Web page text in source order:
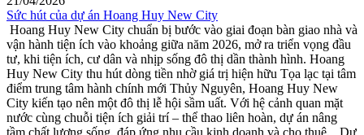
Sức hút của dự án Hoang Huy New City
Hoang Huy New City chuẩn bị bước vào giai đoạn bàn giao nhà và
vận hành tiện ích vào khoảng giữa năm 2026, mở ra triển vọng đầu
tư, khi tiện ích, cư dân và nhịp sống đô thị dần thành hình. Hoang
Huy New City thu hút dòng tiền nhờ giá trị hiện hữu Tọa lạc tại tâm
điểm trung tâm hành chính mới Thủy Nguyên, Hoang Huy New
City kiến tạo nên một đô thị lễ hội sầm uất. Với hệ cảnh quan mặt
nước cùng chuỗi tiện ích giải trí – thể thao liên hoàn, dự án nâng
tầm chất lượng sống, đáp ứng nhu cầu kinh doanh và cho thuê. Dự